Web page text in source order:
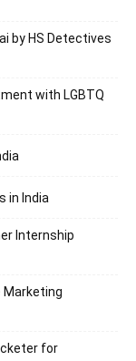
by HS Detectives
with LGBTQ
in India
Internship
Marketing
for